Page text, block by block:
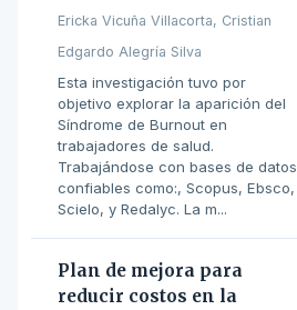
Ericka Vicuña Villacorta, Cristian
Edgardo Alegría Silva
Esta investigación tuvo por
objetivo explorar la aparición del
Síndrome de Burnout en
trabajadores de salud.
Trabajándose con bases de datos
confiables como:, Scopus, Ebsco,
Scielo, y Redalyc. La m...
Plan de mejora para
reducir costos en la